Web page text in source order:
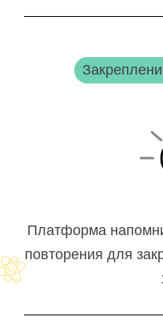
Платформа
повторения для